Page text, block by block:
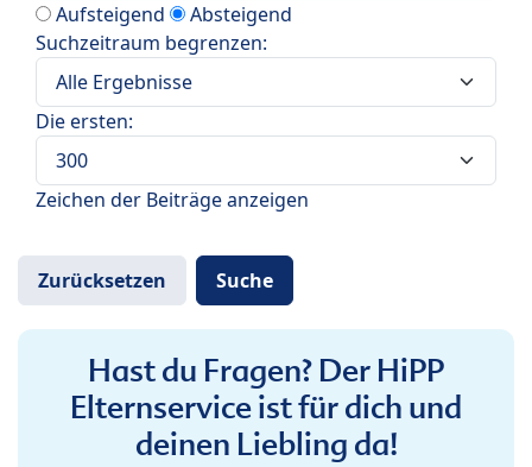
Aufsteigend
Absteigend
Suchzeitraum begrenzen:
Die ersten:
Zeichen der Beiträge anzeigen
Hast du Fragen? Der HiPP
Elternservice ist für dich und
deinen Liebling da!